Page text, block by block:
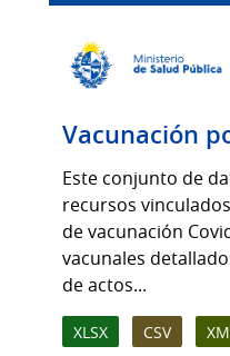
Vacunación
Este conjunto de
recursos
de vacunación
vacunales
de actos...
XLSX CSV